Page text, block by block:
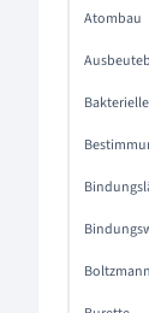
Atombau